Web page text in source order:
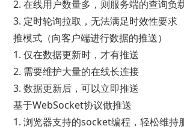
2. 在线用户数量多，则服务端的查询负
3. 定时轮询拉取，无法满足时效性要求
推模式（向客户端进行数据的推送）
1. 仅在数据更新时，才有推送
2. 需要维护大量的在线长连接
3. 数据更新后，可以立即推送
基于WebSocket协议做推送
1. 浏览器支持的socket编程，轻松维持